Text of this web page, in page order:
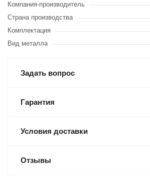
Компания-производитель
Страна производства
Комплектация
Вид металла
Задать вопрос
Гарантия
Условия доставки
Отзывы